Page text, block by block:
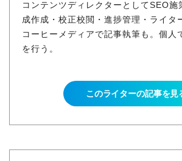
コンテンツディレクターとしてSEO施
成作成・校正校閲・進捗管理・ライタ
コーヒーメディアで記事執筆も。個人
を行う。
このライターの記事を見